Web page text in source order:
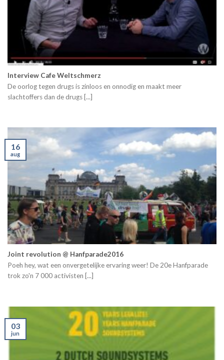
Interview Cafe Weltschmerz
De oorlog tegen drugs is zinloos en onnodig en maakt meer
slachtoffers dan de drugs [...]
Joint revolution @ Hanfparade2016
Poeh hey, wat een onvergetelijke ervaring weer! De 20e Hanfparade
trok zo'n 7 000 activisten [...]
16
aug
03
jun